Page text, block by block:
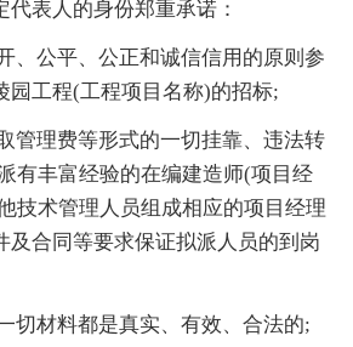
代表人的身份郑重承诺：
、公平、公正和诚信信用的原则参
园工程(工程项目名称)的招标;
管理费等形式的一切挂靠、违法转
有丰富经验的在编建造师(项目经
技术管理人员组成相应的项目经理
及合同等要求保证拟派人员的到岗
切材料都是真实、有效、合法的;